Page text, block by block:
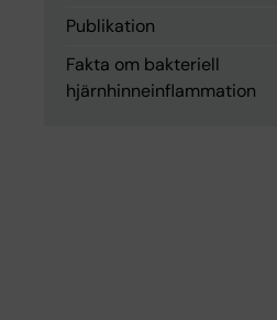
Publikation
Fakta om bakteriell
hjärnhinneinflammation